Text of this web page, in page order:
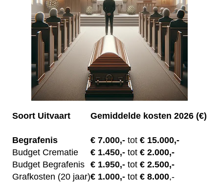
Soort Uitvaart Gemiddelde kosten 2026 (€)
Begrafenis € 7.000,- tot € 15.000,-
Budget Crematie
€ 1.450,- tot € 2.000,-
Budget Begrafenis € 1.950,- tot € 2.500,-
Grafkosten (20 jaar)€ 1.000,- tot € 8.000,-